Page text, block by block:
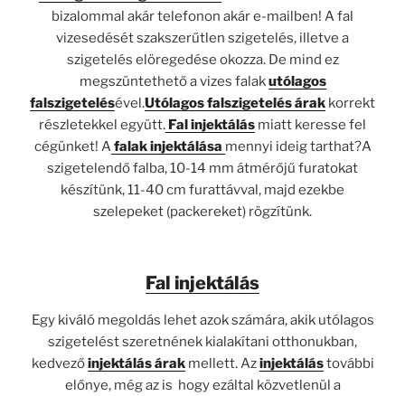
bizalommal akár telefonon akár e-mailben! A fal
vizesedését szakszerűtlen szigetelés, illetve a
szigetelés elöregedése okozza. De mind ez
megszüntethető a vizes falakutólagos
falszigetelésével.Utólagos falszigetelés árak korrekt
részletekkel együtt. Fal injektálás miatt keresse fel
cégünket! Afalak injektálása mennyi ideig tarthat?A
szigetelendő falba, 10-14 mm átmérőjű furatokat
készítünk, 11-40 cm furattávval, majd ezekbe
szelepeket (packereket) rögzítünk.
Fal injektálás
Egy kiváló megoldás lehet azok számára, akik utólagos
szigetelést szeretnének kialakítani otthonukban,
kedvezőinjektálás árakmellett. Azinjektálástovábbi
előnye, még az is hogy ezáltal közvetlenül a